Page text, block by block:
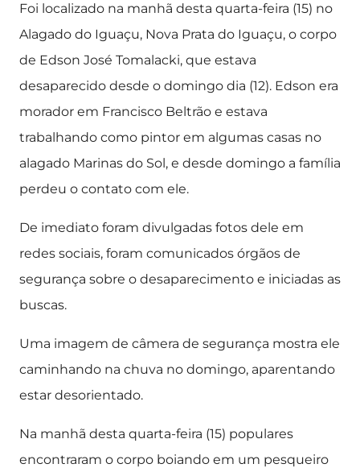
Foi localizado na manhã desta quarta-feira (15) no
Alagado do Iguaçu, Nova Prata do Iguaçu, o corpo
de Edson José Tomalacki, que estava
desaparecido desde o domingo dia (12). Edson era
morador em Francisco Beltrão e estava
trabalhando como pintor em algumas casas no
alagado Marinas do Sol, e desde domingo a família
perdeu o contato com ele.
De imediato foram divulgadas fotos dele em
redes sociais, foram comunicados órgãos de
segurança sobre o desaparecimento e iniciadas as
buscas.
Uma imagem de câmera de segurança mostra ele
caminhando na chuva no domingo, aparentando
estar desorientado.
Na manhã desta quarta-feira (15) populares
encontraram o corpo boiando em um pesqueiro